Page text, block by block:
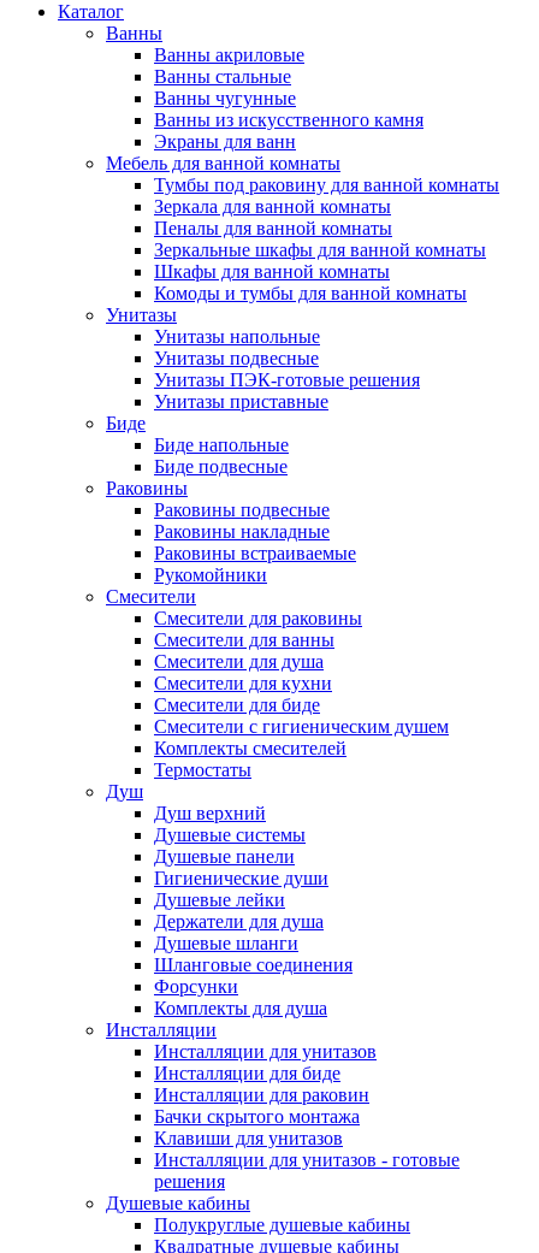
Каталог
Ванны
Ванны акриловые
Ванны стальные
Ванны чугунные
Ванны из искусственного камня
Экраны для ванн
Мебель для ванной комнаты
Тумбы под раковину для ванной комнаты
Зеркала для ванной комнаты
Пеналы для ванной комнаты
Зеркальные шкафы для ванной комнаты
Шкафы для ванной комнаты
Комоды и тумбы для ванной комнаты
Унитазы
Унитазы напольные
Унитазы подвесные
Унитазы ПЭК-готовые решения
Унитазы приставные
Биде
Биде напольные
Биде подвесные
Раковины
Раковины подвесные
Раковины накладные
Раковины встраиваемые
Рукомойники
Смесители
Смесители для раковины
Смесители для ванны
Смесители для душа
Смесители для кухни
Смесители для биде
Смесители с гигиеническим душем
Комплекты смесителей
Термостаты
Душ
Душ верхний
Душевые системы
Душевые панели
Гигиенические души
Душевые лейки
Держатели для душа
Душевые шланги
Шланговые соединения
Форсунки
Комплекты для душа
Инсталляции
Инсталляции для унитазов
Инсталляции для биде
Инсталляции для раковин
Бачки скрытого монтажа
Клавиши для унитазов
Инсталляции для унитазов - готовые
решения
Душевые кабины
Полукруглые душевые кабины
Квадратные душевые кабины